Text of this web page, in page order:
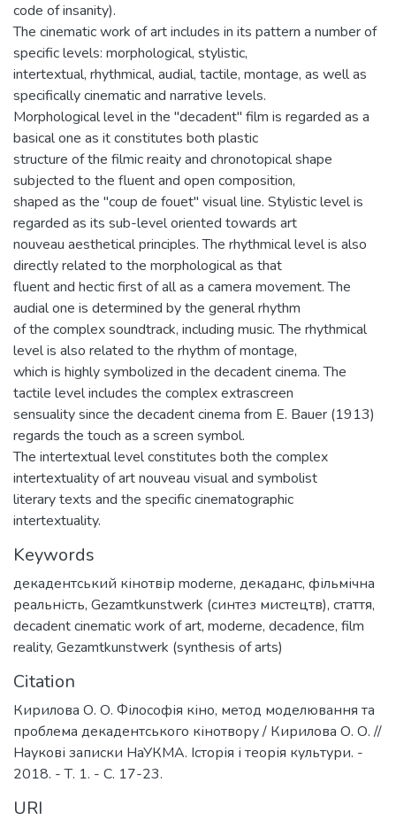
code of insanity).
The cinematic work of art includes in its pattern a number of
specific levels: morphological, stylistic,
intertextual, rhythmical, audial, tactile, montage, as well as
specifically cinematic and narrative levels.
Morphological level in the "decadent" film is regarded as a
basical one as it constitutes both plastic
structure of the filmic reaity and chronotopical shape
subjected to the fluent and open composition,
shaped as the "coup de fouet" visual line. Stylistic level is
regarded as its sub-level oriented towards art
nouveau aesthetical principles. The rhythmical level is also
directly related to the morphological as that
fluent and hectic first of all as a camera movement. The
audial one is determined by the general rhythm
of the complex soundtrack, including music. The rhythmical
level is also related to the rhythm of montage,
which is highly symbolized in the decadent cinema. The
tactile level includes the complex extrascreen
sensuality since the decadent cinema from E. Bauer (1913)
regards the touch as a screen symbol.
The intertextual level constitutes both the complex
intertextuality of art nouveau visual and symbolist
literary texts and the specific cinematographic
intertextuality.
Keywords
декадентський кінотвір moderne, декаданс, фільмічна
реальність, Gezamtkunstwerk (синтез мистецтв), стаття,
decadent cinematic work of art, moderne, decadence, film
reality, Gezamtkunstwerk (synthesis of arts)
Citation
Кирилова О. О. Філософія кіно, метод моделювання та
проблема декадентського кінотвору / Кирилова О. О. //
Наукові записки НаУКМА. Історія і теорія культури. -
2018. - Т. 1. - С. 17-23.
URI